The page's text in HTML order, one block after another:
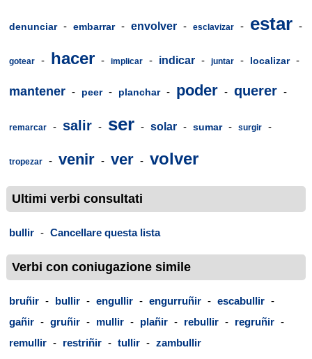
denunciar - embarrar - envolver - esclavizar - estar -
gotear - hacer - implicar - indicar - juntar - localizar -
mantener - peer - planchar - poder - querer -
remarcar - salir - ser - solar - sumar - surgir -
tropezar - venir - ver - volver
Ultimi verbi consultati
bullir - Cancellare questa lista
Verbi con coniugazione simile
bruñir - bullir - engullir - engurruñir - escabullir -
gañir - gruñir - mullir - plañir - rebullir - regruñir -
remullir - restriñir - tullir - zambullir